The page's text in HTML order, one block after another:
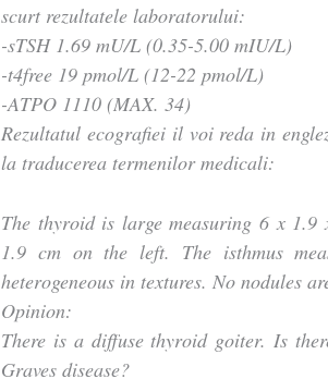
scurt rezultatele laboratorului:
-sTSH 1.69 mU/L (0.35-5.00 mIU/L)
-t4free 19 pmol/L (12-22 pmol/L)
-ATPO 1110 (MAX. 34)
Rezultatul ecografiei il voi reda in
la traducerea termenilor medicali:
The thyroid is large measuring 6 x
1.9 cm on the left. The isthmus
heterogeneous in textures. No nodules
Opinion:
There is a diffuse thyroid goiter. Is
Graves disease?